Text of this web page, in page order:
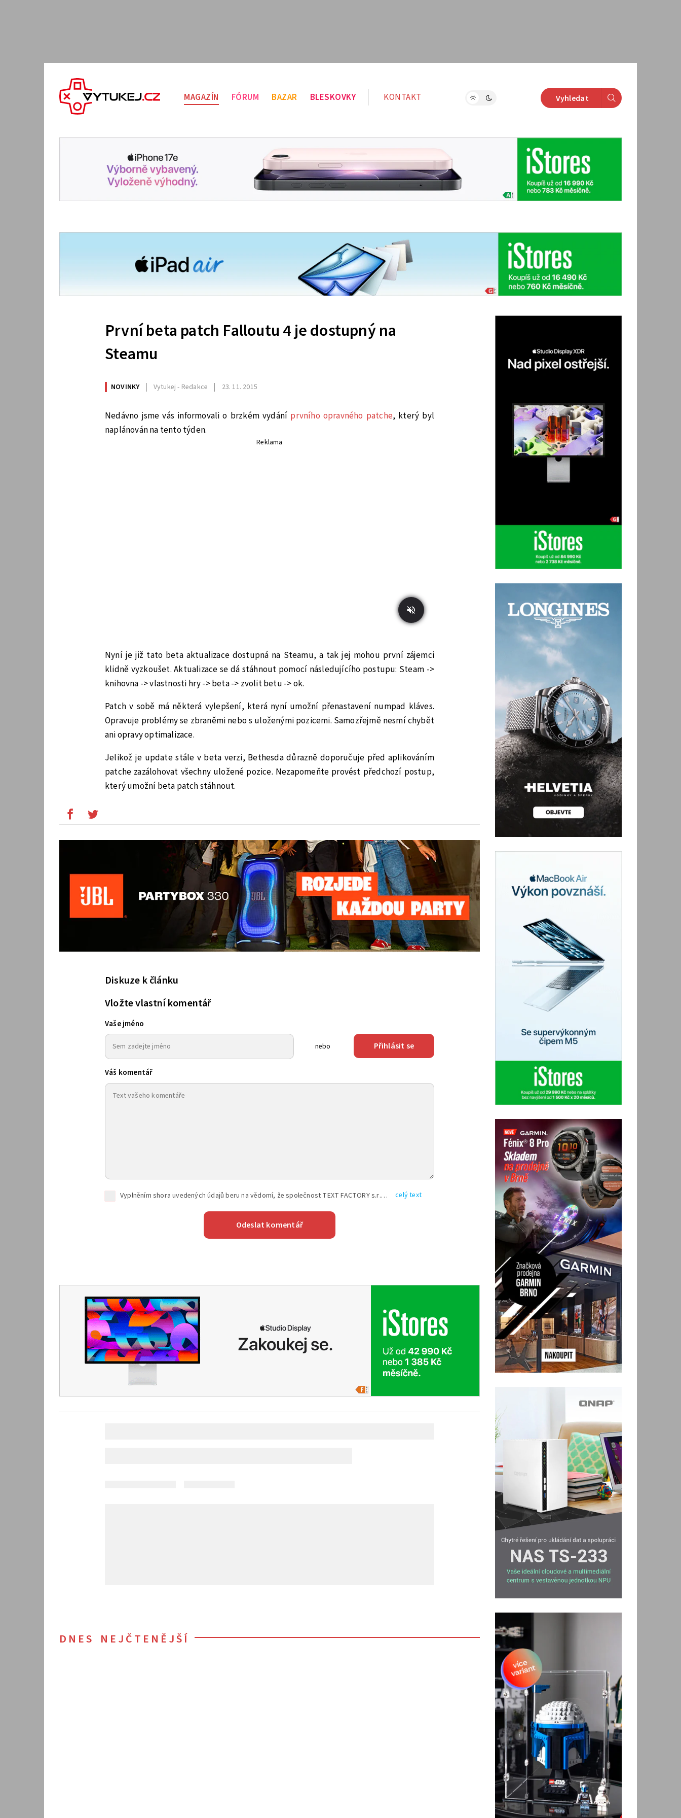
MAGAZÍN FÓRUM BAZAR BLESKOVKY KONTAKT Vyhledat
První beta patch Falloutu 4 je dostupný na
Steamu
NOVINKY Vytukej - Redakce 23. 11. 2015
Nedávno jsme vás informovali o brzkém vydání prvního opravného patche, který byl
naplánován na tento týden.
Reklama
Nyní je již tato beta aktualizace dostupná na Steamu, a tak jej mohou první zájemci
klidně vyzkoušet. Aktualizace se dá stáhnout pomocí následujícího postupu: Steam ->
knihovna -> vlastnosti hry -> beta -> zvolit betu -> ok.
Patch v sobě má některá vylepšení, která nyní umožní přenastavení numpad kláves.
Opravuje problémy se zbraněmi nebo s uloženými pozicemi. Samozřejmě nesmí chybět
ani opravy optimalizace.
Jelikož je update stále v beta verzi, Bethesda důrazně doporučuje před aplikováním
patche zazálohovat všechny uložené pozice. Nezapomeňte provést předchozí postup,
který umožní beta patch stáhnout.
Diskuze k článku
Vložte vlastní komentář
Vaše jméno
nebo Přihlásit se
Váš komentář
Vyplněním shora uvedených údajů beru na vědomí, že společnost TEXT FACTORY s.r.o., sídlem Brno, Durďákova 336/29, Černá Pole, PSČ: 613 00, IČ: 06157831, zapsané u Krajského soudu v Brně, oddíl C, vložka 100399, bude zpracovávat mé osobní údaje uvedené v rámci mnou vyplněného registračního formuláře na základě oprávněných zájmů TEXT FACTORY s.r.o. dle čl. 6 odst. 1 písm. f) GDPR a pro splnění právních povinností (čl. 6 odst. 1 písm. c) GDPR), a to pro tyto účely: nezbytnost zajistit oprávnění návštěvníka webových stránek provozovaných společností TEXT FACTORY s.r.o. přispívat aktivně ke zveřejněným článkům nebo v rámci diskusních fór a výkon práv TEXT FACTORY s.r.o. jako administrátora těchto diskusních fór. Více informací o zpracování osobních údajů a právech lze nalézt v celý text
DNES NEJČTENĚJŠÍ